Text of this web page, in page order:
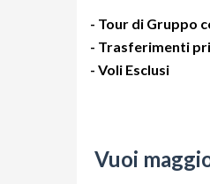
- Tour di Gruppo
- Trasferimenti
- Voli Esclusi
Vuoi